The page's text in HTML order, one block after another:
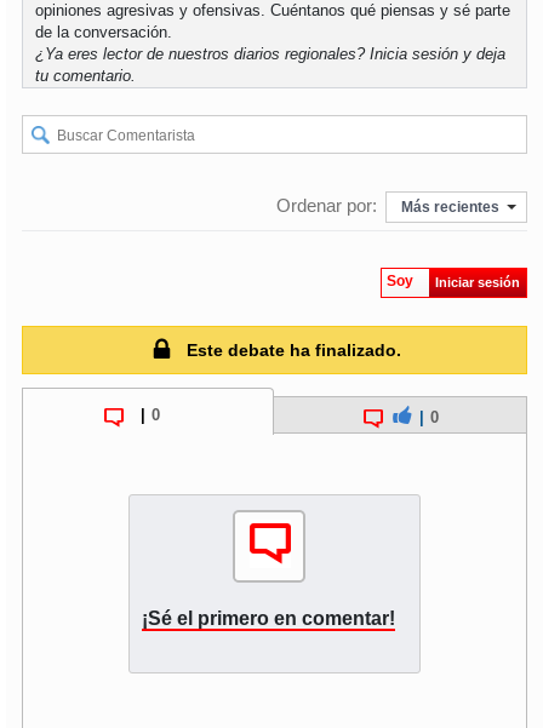
soyosorno
soypuertomontt
soychiloé
opiniones agresivas y ofensivas. Cuéntanos qué piensas y sé parte
de la conversación.
¿Ya eres lector de nuestros diarios regionales?Inicia sesión y deja
tu comentario.
Ordenar por: Más recientes
Soy Iniciar sesión
Este debate ha finalizado.
| 0 0
¡Sé el primero en comentar!